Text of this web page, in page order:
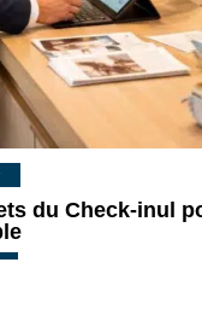
du Check-inul